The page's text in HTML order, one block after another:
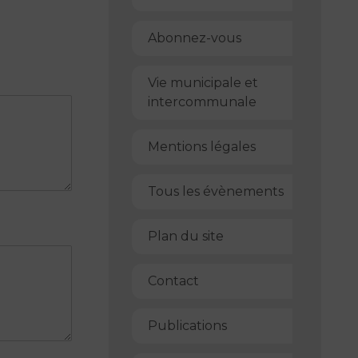
Abonnez-vous
Vie municipale et
intercommunale
Mentions légales
Tous les évènements
Plan du site
Contact
Publications